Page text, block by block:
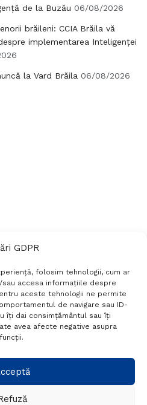
GDPR
folosim tehnologii, cum ar
accesa informațiile despre
aceste tehnologii ne permite
de navigare sau ID-
îți dai consimțământul sau îți
avea afecte negative asupra
de la Buzău 06/08/2026
brăileni: CCIA Brăila vă
implementarea Inteligenței
la Vard Brăila 06/08/2026
Politică de confidențialitate
Setări GDPR
788 760 194